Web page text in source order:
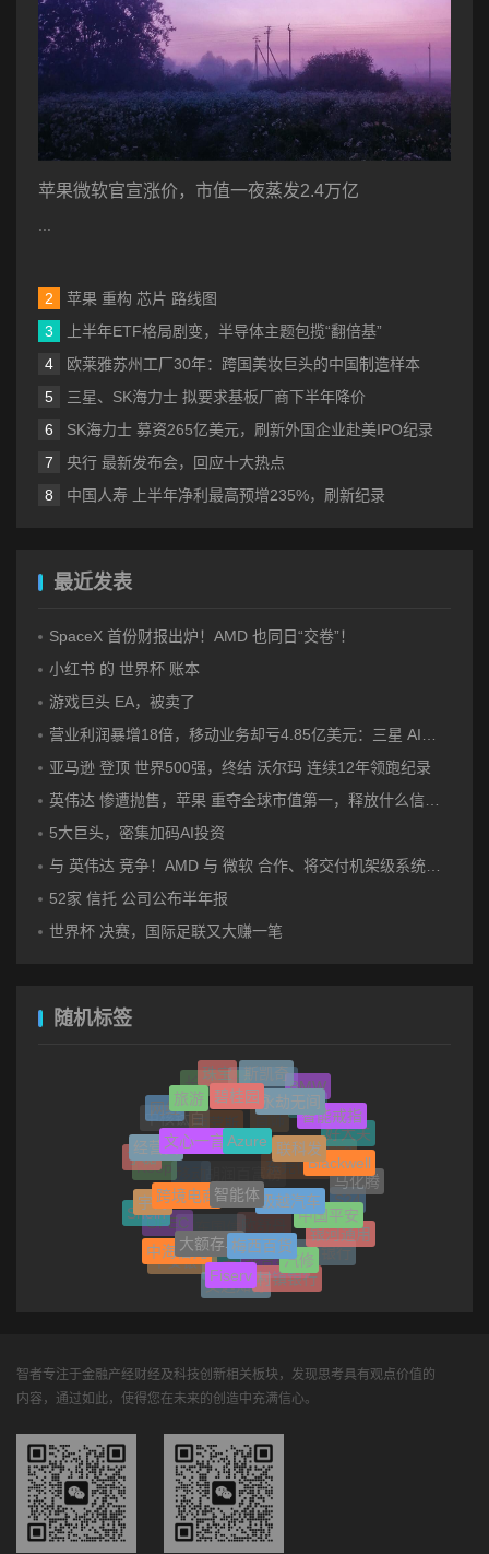
苹果微软官宣涨价，市值一夜蒸发2.4万亿
苹果 重构 芯片 路线图
上半年ETF格局剧变，半导体主题包揽“翻倍基”
欧莱雅苏州工厂30年：跨国美妆巨头的中国制造样本
三星、SK海力士 拟要求基板厂商下半年降价
SK海力士 募资265亿美元，刷新外国企业赴美IPO纪录
央行 最新发布会，回应十大热点
中国人寿 上半年净利最高预增235%，刷新纪录
最近发表
SpaceX 首份财报出炉！AMD 也同日“交卷”！
小红书 的 世界杯 账本
游戏巨头 EA，被卖了
营业利润暴增18倍，移动业务却亏4.85亿美元：三星 AI红利的另一面
亚马逊 登顶 世界500强，终结 沃尔玛 连续12年领跑纪录
英伟达 惨遭抛售，苹果 重夺全球市值第一，释放什么信号？
5大巨头，密集加码AI投资
与 英伟达 竞争！AMD 与 微软 合作、将交付机架级系统Helios
52家 信托 公司公布半年报
世界杯 决赛，国际足联又大赚一笔
随机标签
资产管理
长安汽车
珠宝
斯凯奇
BMW
呷哺
首饰
西蒙斯
中核钛白
网红
旅游 碧桂园 永劫无间
智能戒指
好大夫
Phi-3
东莞信托
胡润百富榜
移动
Keep
丁磊
经营贷
文心一言Azure 联科发
Blackwell
马化腾
S24
电脑
欧舒丹
山东国信
OPEC
Shein
宇树
跨境电商智能体 极越汽车
中国平安
银河通用
交通银行
北京现代
长安
平安银行
中海信托
大额存单梅西百货
汽修
村镇银行
文远知行
Fiserv
智者专注于金融产经财经及科技创新相关板块，发现思考具有观点价值的
内容，通过如此，使得您在未来的创造中充满信心。